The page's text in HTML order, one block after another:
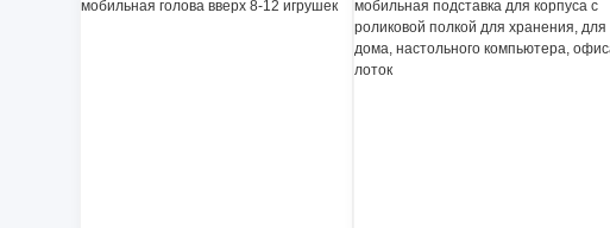
держатель Универсальный
нейтральный
алюминиевый сплав Стол